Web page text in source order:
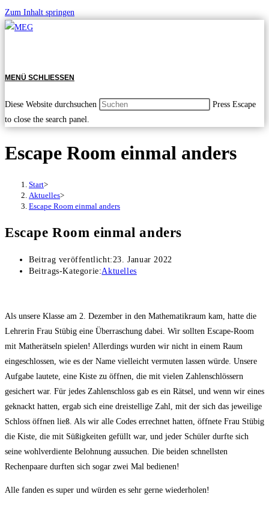
Zum Inhalt springen
MENÜ SCHLIESSEN
Diese Website durchsuchen
Press Escape
to close the search panel.
Escape Room einmal anders
Start>
Aktuelles>
Escape Room einmal anders
Escape Room einmal anders
Beitrag veröffentlicht:23. Januar 2022
Beitrags-Kategorie:Aktuelles
Als unsere Klasse am 2. Dezember in den Mathematikraum kam, hatte die
Lehrerin Frau Stübig eine Überraschung dabei. Wir sollten Escape-Room
mit Matherätseln spielen! Allerdings wurden wir nicht in einem Raum
eingeschlossen, wie es der Name vielleicht vermuten lassen würde. Unsere
Aufgabe lautete, eine Kiste zu öffnen, die mit vielen Zahlenschlössern
gesichert war. Für jedes Zahlenschloss gab es ein Rätsel, und wenn wir eines
geknackt hatten, ergab sich eine dreistellige Zahl, mit der sich das jeweilige
Schloss öffnen ließ. Als wir alle Codes errechnet hatten, öffnete Frau Stübig
die Kiste, die mit Süßigkeiten gefüllt war, und jeder Schüler durfte sich
seine wohlverdiente Belohnung aussuchen. Die beiden schnellsten
Rechenpaare durften sich sogar zwei Mal bedienen!
Alle fanden es super und würden es sehr gerne wiederholen!